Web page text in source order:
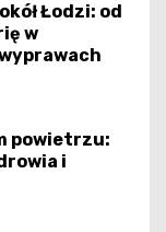
Łodzi: od
w
powietrzu:
i